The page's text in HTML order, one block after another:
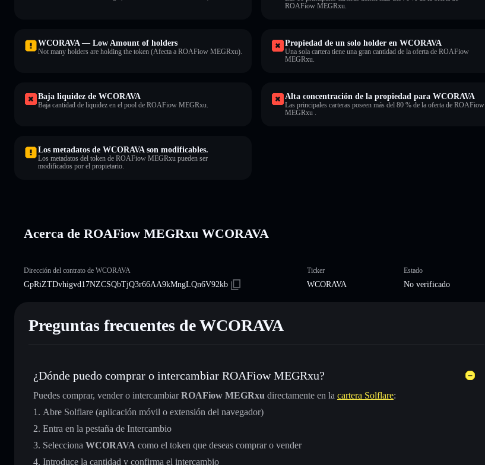
ROAFiow MEGRxu.
WCORAVA — Low Amount of holders
Not many holders are holding the token (Afecta a ROAFiow MEGRxu).
Propiedad de un solo holder en WCORAVA
Una sola cartera tiene una gran cantidad de la oferta de ROAFiow
MEGRxu.
Baja liquidez de WCORAVA
Baja cantidad de liquidez en el pool de ROAFiow MEGRxu.
Alta concentración de la propiedad para WCORAVA
Las principales carteras poseen más del 80 % de la oferta de ROAFiow
MEGRxu .
Los metadatos de WCORAVA son modificables.
Los metadatos del token de ROAFiow MEGRxu pueden ser
modificados por el propietario.
Acerca de ROAFiow MEGRxu WCORAVA
Dirección del contrato de WCORAVA
GpRiZTDvhigvd17NZCSQbTjQ3r66AA9kMngLQn6V92kb
Ticker
WCORAVA
Estado
No verificado
Preguntas frecuentes de WCORAVA
¿Dónde puedo comprar o intercambiar ROAFiow MEGRxu?
Puedes comprar, vender o intercambiarROAFiow MEGRxu directamente en la cartera Solflare:
Abre Solflare (aplicación móvil o extensión del navegador)
Entra en la pestaña de Intercambio
Selecciona WCORAVA como el token que deseas comprar o vender
Introduce la cantidad y confirma el intercambio